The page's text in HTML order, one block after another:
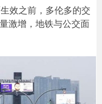
效之前，多伦多的交
激增，地铁与公交面